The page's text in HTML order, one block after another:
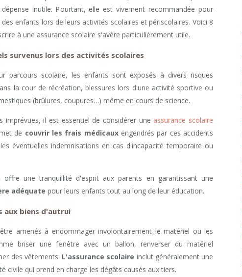
inutile. Pourtant, elle est vivement recommandée pour
enfants lors de leurs activités scolaires et périscolaires. Voici 8
à une assurance scolaire s'avère particulièrement utile.
survenus lors des activités scolaires
parcours scolaire, les enfants sont exposés à divers risques
la cour de récréation, blessures lors d'une activité sportive ou
(brûlures, coupures…) même en cours de science.
imprévues, il est essentiel de considérer une assurance scolaire
de couvrir les frais médicauxengendrés par ces accidents
éventuelles indemnisations en cas d'incapacité temporaire ou
offre une tranquillité d'esprit aux parents en garantissant une
adéquate pour leurs enfants tout au long de leur éducation.
aux biens d'autrui
amenés à endommager involontairement le matériel ou les
briser une fenêtre avec un ballon, renverser du matériel
des vêtements. L'assurance scolaire inclut généralement une
civile qui prend en charge les dégâts causés aux tiers.